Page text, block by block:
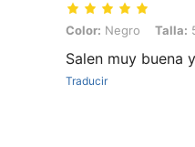
Color: Negro, Talla: 5
Color: Negro Talla:
Salen muy buena
Traducir